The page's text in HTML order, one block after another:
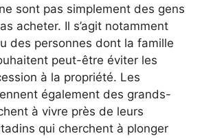
sont pas simplement des gens
acheter. Il s’agit notamment
des personnes dont la famille
peut-être éviter les
à la propriété. Les
également des grands-
à vivre près de leurs
qui cherchent à plonger